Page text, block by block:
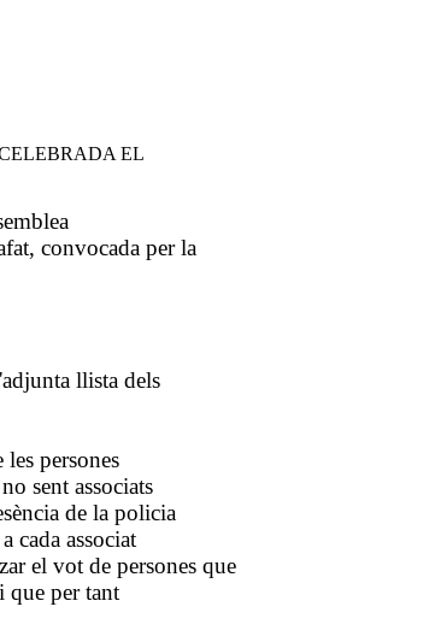
EL
convocada per la
llista dels
persones
sent associats
de la policia
cada associat
el vot de persones que
que per tant